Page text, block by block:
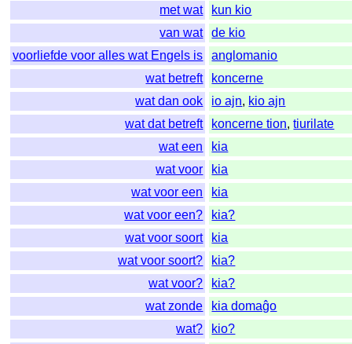
met wat
kun kio
van wat
de kio
voorliefde voor alles wat Engels is
anglomanio
wat betreft
koncerne
wat dan ook
io ajn, kio ajn
wat dat betreft
koncerne tion,tiurilate
wat een
kia
wat voor
kia
wat voor een
kia
wat voor een?
kia?
wat voor soort
kia
wat voor soort?
kia?
wat voor?
kia?
wat zonde
kia domaĝo
wat?
kio?